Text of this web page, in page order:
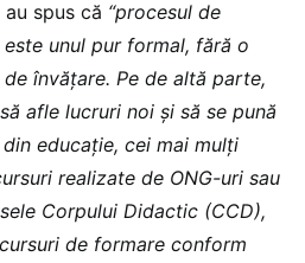
spus că “procesul de
unul pur formal, fără o
învățare. Pe de altă parte,
afle lucruri noi și să se pună
educație, cei mai mulți
realizate de ONG-uri sau
Corpului Didactic (CCD),
de formare conform